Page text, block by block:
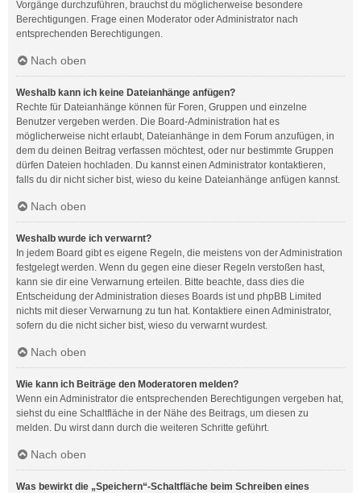
Vorgänge durchzuführen, brauchst du möglicherweise besondere
Berechtigungen. Frage einen Moderator oder Administrator nach
entsprechenden Berechtigungen.
Nach oben
Weshalb kann ich keine Dateianhänge anfügen?
Rechte für Dateianhänge können für Foren, Gruppen und einzelne
Benutzer vergeben werden. Die Board-Administration hat es
möglicherweise nicht erlaubt, Dateianhänge in dem Forum anzufügen, in
dem du deinen Beitrag verfassen möchtest, oder nur bestimmte Gruppen
dürfen Dateien hochladen. Du kannst einen Administrator kontaktieren,
falls du dir nicht sicher bist, wieso du keine Dateianhänge anfügen kannst.
Nach oben
Weshalb wurde ich verwarnt?
In jedem Board gibt es eigene Regeln, die meistens von der Administration
festgelegt werden. Wenn du gegen eine dieser Regeln verstoßen hast,
kann sie dir eine Verwarnung erteilen. Bitte beachte, dass dies die
Entscheidung der Administration dieses Boards ist und phpBB Limited
nichts mit dieser Verwarnung zu tun hat. Kontaktiere einen Administrator,
sofern du die nicht sicher bist, wieso du verwarnt wurdest.
Nach oben
Wie kann ich Beiträge den Moderatoren melden?
Wenn ein Administrator die entsprechenden Berechtigungen vergeben hat,
siehst du eine Schaltfläche in der Nähe des Beitrags, um diesen zu
melden. Du wirst dann durch die weiteren Schritte geführt.
Nach oben
Was bewirkt die „Speichern“-Schaltfläche beim Schreiben eines